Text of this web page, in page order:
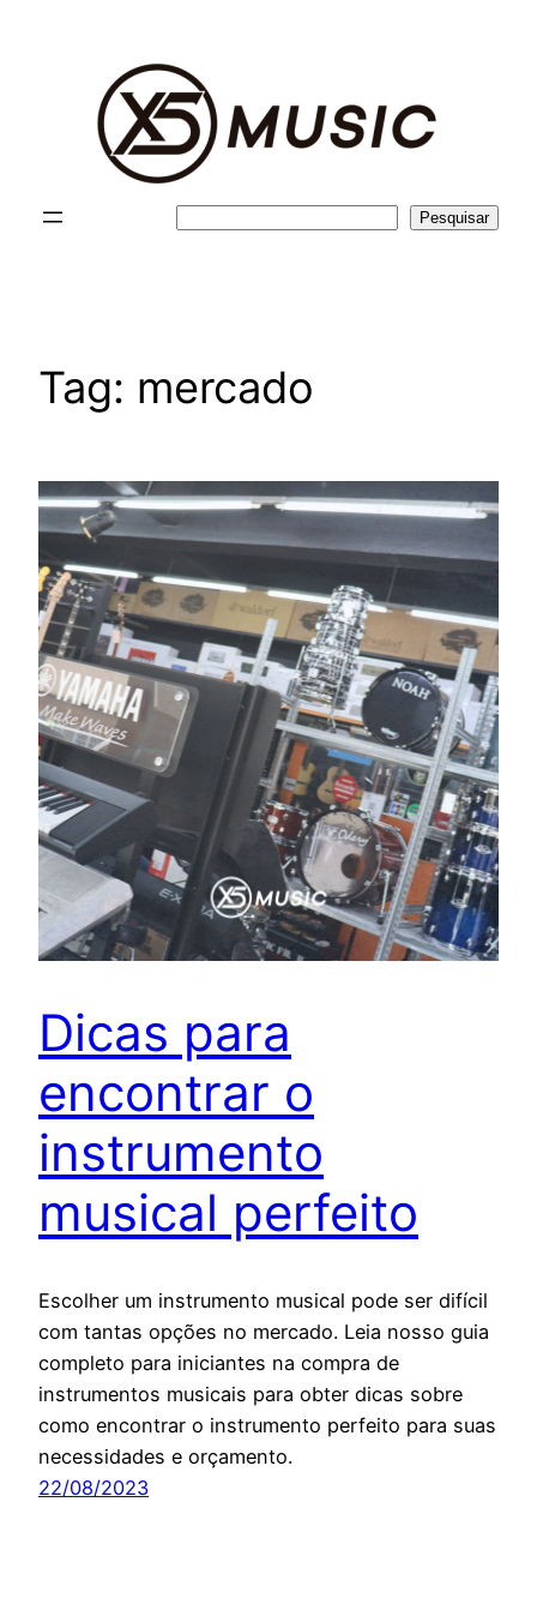
Pesquisar
Tag: mercado
Dicas para
encontrar o
instrumento
musical perfeito
Escolher um instrumento musical pode ser difícil
com tantas opções no mercado. Leia nosso guia
completo para iniciantes na compra de
instrumentos musicais para obter dicas sobre
como encontrar o instrumento perfeito para suas
necessidades e orçamento.
22/08/2023